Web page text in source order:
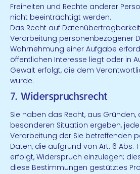
Freiheiten und Rechte anderer
nicht beeinträchtigt werden.
Das Recht auf
Verarbeitung personenbezogener
Wahrnehmung einer Aufgabe
öffentlichen Interesse liegt oder in
Gewalt erfolgt, die dem
wurde.
7. Widerspruchsrecht
Sie haben das Recht, aus Gründen,
besonderen Situation ergeben,
Verarbeitung der Sie betreffenden
Daten, die aufgrund von Art. 6 Abs. 1
erfolgt, Widerspruch einzulegen;
diese Bestimmungen gestütztes